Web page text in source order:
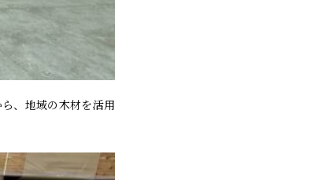
、地域の木材を活用